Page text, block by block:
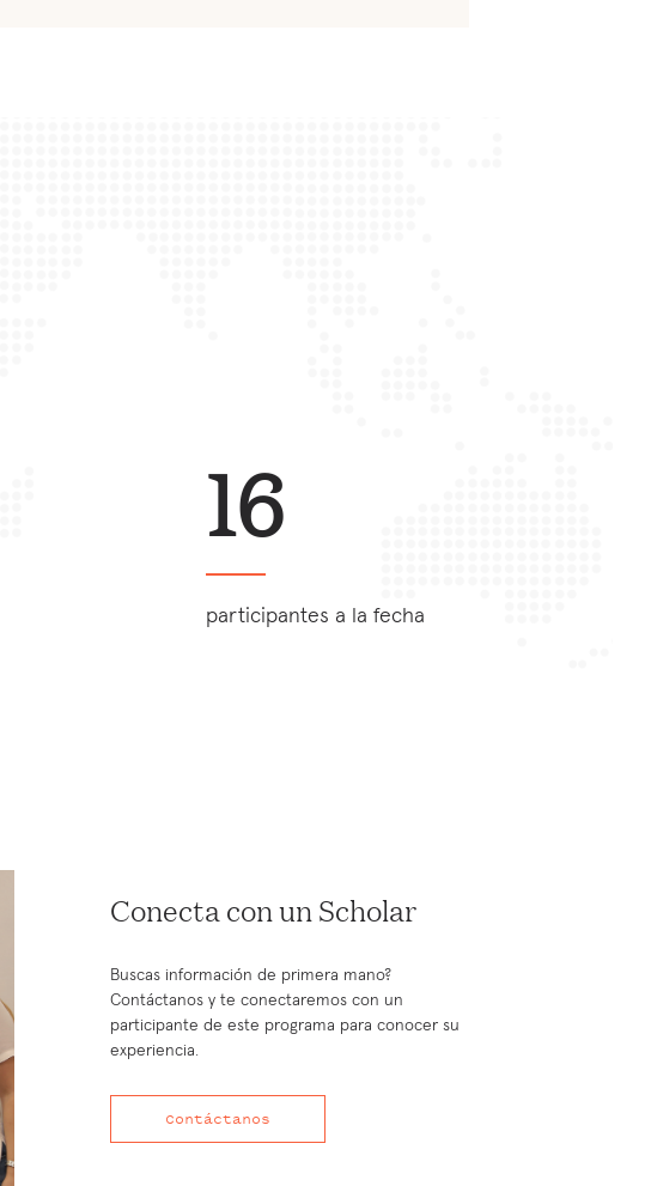
16
participantes a la fecha
Conecta con un Scholar
Buscas información de primera mano?
Contáctanos y te conectaremos con un
participante de este programa para conocer su
experiencia.
Contáctanos